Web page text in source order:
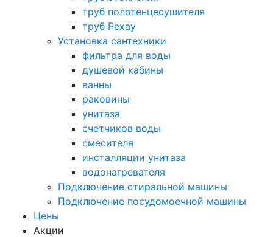
труб полотенцесушителя
труб Рехау
Установка сантехники
фильтра для воды
душевой кабины
ванны
раковины
унитаза
счетчиков воды
смесителя
инсталляции унитаза
водонагревателя
Подключение стиральной машины
Подключение посудомоечной машины
Цены
Акции